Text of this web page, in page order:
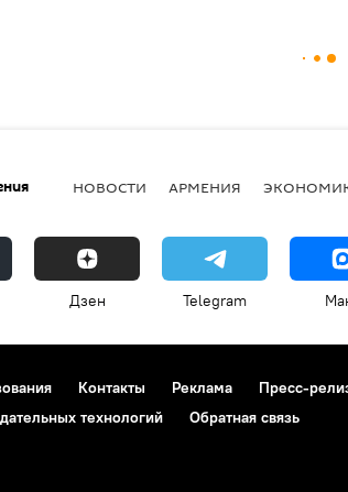
НОВОСТИ АРМЕНИЯ
Дзен Telegram
Контакты Реклама Пресс-
технологий
Обратная связь